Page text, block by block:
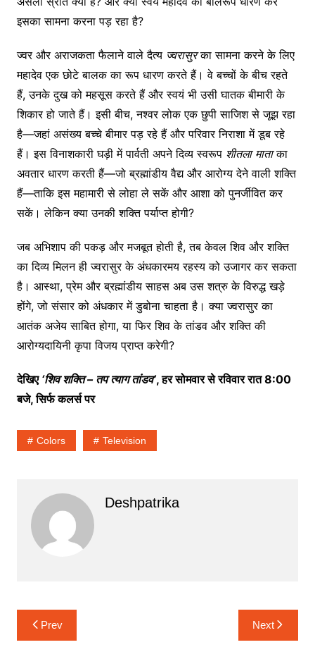
इसका सामना करना पड़ रहा है?
ज्वर और अराजकता फैलाने वाले दैत्य ज्वरासुरका सामना करने के लिए
महादेव एक छोटे बालक का रूप धारण करते हैं। वे बच्चों के बीच रहते
हैं, उनके दुख को महसूस करते हैं और स्वयं भी उसी घातक बीमारी के
शिकार हो जाते हैं। इसी बीच, नश्वर लोक एक छुपी साजिश से जूझ रहा
है—जहां असंख्य बच्चे बीमार पड़ रहे हैं और परिवार निराशा में डूब रहे
हैं। इस विनाशकारी घड़ी में पार्वती अपने दिव्य स्वरूप शीतला माताका
अवतार धारण करती हैं—जो ब्रह्मांडीय वैद्य और आरोग्य देने वाली शक्ति
हैं—ताकि इस महामारी से लोहा ले सकें और आशा को पुनर्जीवित कर
सकें। लेकिन क्या उनकी शक्ति पर्याप्त होगी?
जब अभिशाप की पकड़ और मजबूत होती है, तब केवल शिव और शक्ति
का दिव्य मिलन ही ज्वरासुर के अंधकारमय रहस्य को उजागर कर सकता
है। आस्था, प्रेम और ब्रह्मांडीय साहस अब उस शत्रु के विरुद्ध खड़े
होंगे, जो संसार को अंधकार में डुबोना चाहता है। क्या ज्वरासुर का
आतंक अजेय साबित होगा, या फिर शिव के तांडव और शक्ति की
आरोग्यदायिनी कृपा विजय प्राप्त करेगी?
देखिए ‘शिव शक्ति– तप त्याग तांडव’,हर सोमवार से रविवार रात8:00
बजे,सिर्फ कलर्स पर
Colors Television
Deshpatrika
Post
navigation
Prev Next